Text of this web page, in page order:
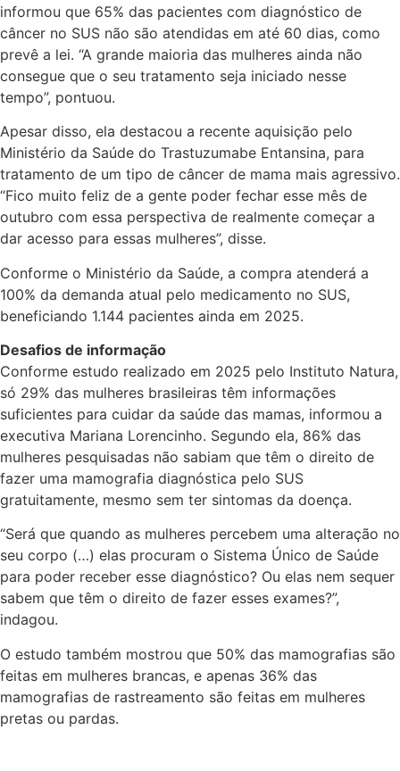
informou que 65% das pacientes com diagnóstico de
câncer no SUS não são atendidas em até 60 dias, como
prevê a lei. “A grande maioria das mulheres ainda não
consegue que o seu tratamento seja iniciado nesse
tempo”, pontuou.
Apesar disso, ela destacou a recente aquisição pelo
Ministério da Saúde do Trastuzumabe Entansina, para
tratamento de um tipo de câncer de mama mais agressivo.
“Fico muito feliz de a gente poder fechar esse mês de
outubro com essa perspectiva de realmente começar a
dar acesso para essas mulheres”, disse.
Conforme o Ministério da Saúde, a compra atenderá a
100% da demanda atual pelo medicamento no SUS,
beneficiando 1.144 pacientes ainda em 2025.
Desafios de informação
Conforme estudo realizado em 2025 pelo Instituto Natura,
só 29% das mulheres brasileiras têm informações
suficientes para cuidar da saúde das mamas, informou a
executiva Mariana Lorencinho. Segundo ela, 86% das
mulheres pesquisadas não sabiam que têm o direito de
fazer uma mamografia diagnóstica pelo SUS
gratuitamente, mesmo sem ter sintomas da doença.
“Será que quando as mulheres percebem uma alteração no
seu corpo (…) elas procuram o Sistema Único de Saúde
para poder receber esse diagnóstico? Ou elas nem sequer
sabem que têm o direito de fazer esses exames?”,
indagou.
O estudo também mostrou que 50% das mamografias são
feitas em mulheres brancas, e apenas 36% das
mamografias de rastreamento são feitas em mulheres
pretas ou pardas.